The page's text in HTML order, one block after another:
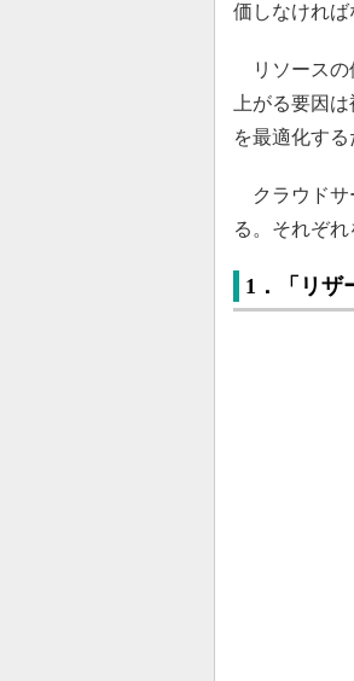
価しなければ
リソースの
上がる要因
を最適化する
クラウドサ
る。それぞれ
1．「リザ